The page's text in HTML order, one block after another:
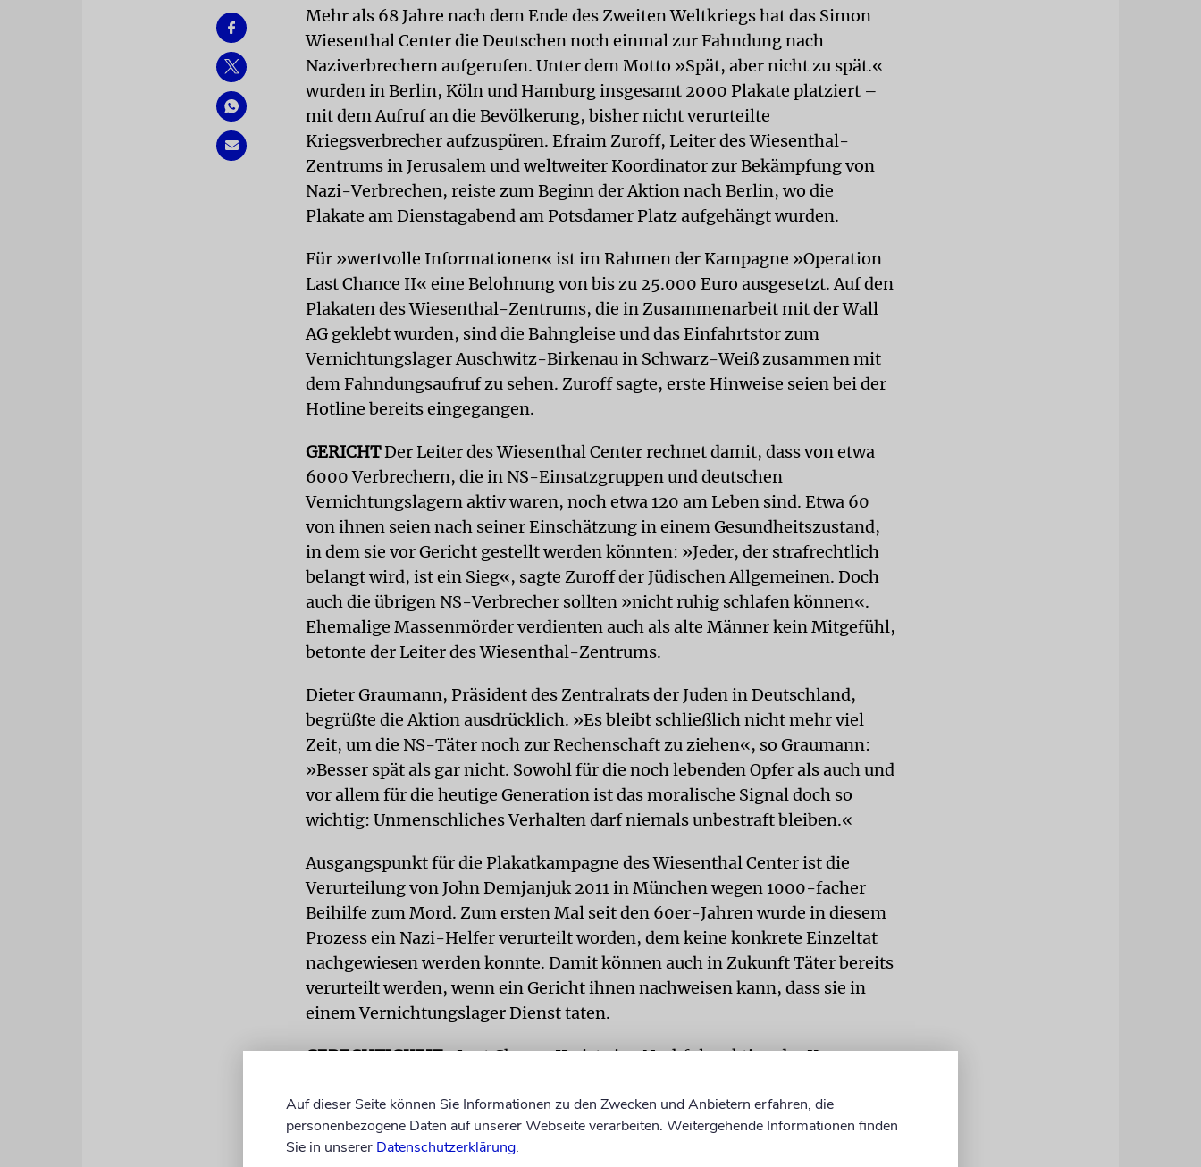
Mehr als 68 Jahre nach dem Ende des Zweiten Weltkriegs hat das Simon
Wiesenthal Center die Deutschen noch einmal zur Fahndung nach
Naziverbrechern aufgerufen. Unter dem Motto »Spät, aber nicht zu spät.«
wurden in Berlin, Köln und Hamburg insgesamt 2000 Plakate platziert –
mit dem Aufruf an die Bevölkerung, bisher nicht verurteilte
Kriegsverbrecher aufzuspüren. Efraim Zuroff, Leiter des Wiesenthal-
Zentrums in Jerusalem und weltweiter Koordinator zur Bekämpfung von
Nazi-Verbrechen, reiste zum Beginn der Aktion nach Berlin, wo die
Plakate am Dienstagabend am Potsdamer Platz aufgehängt wurden.
Für »wertvolle Informationen« ist im Rahmen der Kampagne »Operation
Last Chance II« eine Belohnung von bis zu 25.000 Euro ausgesetzt. Auf den
Plakaten des Wiesenthal-Zentrums, die in Zusammenarbeit mit der Wall
AG geklebt wurden, sind die Bahngleise und das Einfahrtstor zum
Vernichtungslager Auschwitz-Birkenau in Schwarz-Weiß zusammen mit
dem Fahndungsaufruf zu sehen. Zuroff sagte, erste Hinweise seien bei der
Hotline bereits eingegangen.
GERICHTDer Leiter des Wiesenthal Center rechnet damit, dass von etwa
6000 Verbrechern, die in NS-Einsatzgruppen und deutschen
Vernichtungslagern aktiv waren, noch etwa 120 am Leben sind. Etwa 60
von ihnen seien nach seiner Einschätzung in einem Gesundheitszustand,
in dem sie vor Gericht gestellt werden könnten: »Jeder, der strafrechtlich
belangt wird, ist ein Sieg«, sagte Zuroff der Jüdischen Allgemeinen. Doch
auch die übrigen NS-Verbrecher sollten »nicht ruhig schlafen können«.
Ehemalige Massenmörder verdienten auch als alte Männer kein Mitgefühl,
betonte der Leiter des Wiesenthal-Zentrums.
Dieter Graumann, Präsident des Zentralrats der Juden in Deutschland,
begrüßte die Aktion ausdrücklich. »Es bleibt schließlich nicht mehr viel
Zeit, um die NS-Täter noch zur Rechenschaft zu ziehen«, so Graumann:
»Besser spät als gar nicht. Sowohl für die noch lebenden Opfer als auch und
vor allem für die heutige Generation ist das moralische Signal doch so
wichtig: Unmenschliches Verhalten darf niemals unbestraft bleiben.«
Ausgangspunkt für die Plakatkampagne des Wiesenthal Center ist die
Verurteilung von John Demjanjuk 2011 in München wegen 1000-facher
Beihilfe zum Mord. Zum ersten Mal seit den 60er-Jahren wurde in diesem
Prozess ein Nazi-Helfer verurteilt worden, dem keine konkrete Einzeltat
nachgewiesen werden konnte. Damit können auch in Zukunft Täter bereits
verurteilt werden, wenn ein Gericht ihnen nachweisen kann, dass sie in
einem Vernichtungslager Dienst taten.
GERECHTIGKEIT»Last Chance II« ist eine Nachfolgeaktion der Kampagne
Österreich und Deutschland gestartet hatte. Zuroff sagte, damals habe es
Hinweise gegen 605 Verdächtige gegeben. 103 Namen seien den
Justizbehörden übergeben worden, in acht Fällen sei es zu strafrechtlichen
Auf dieser Seite können Sie Informationen zu den Zwecken und Anbietern erfahren, die
personenbezogene Daten auf unserer Webseite verarbeiten. Weitergehende Informationen finden
Sie in unserer Datenschutzerklärung.